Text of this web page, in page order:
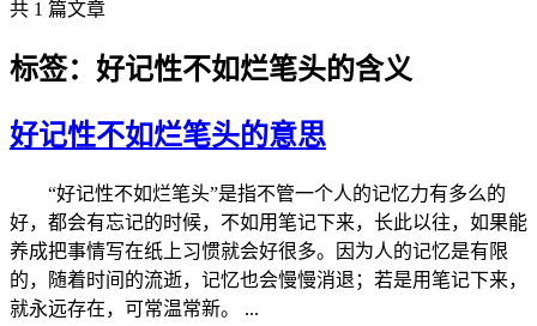
共 1 篇文章
标签：好记性不如烂笔头的含义
好记性不如烂笔头的意思
“好记性不如烂笔头”是指不管一个人的记忆力有多么的
好，都会有忘记的时候，不如用笔记下来，长此以往，如果能
养成把事情写在纸上习惯就会好很多。因为人的记忆是有限
的，随着时间的流逝，记忆也会慢慢消退；若是用笔记下来，
就永远存在，可常温常新。 ...